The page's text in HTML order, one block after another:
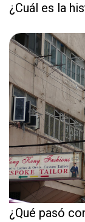
¿Cuál es la
¿Qué pasó